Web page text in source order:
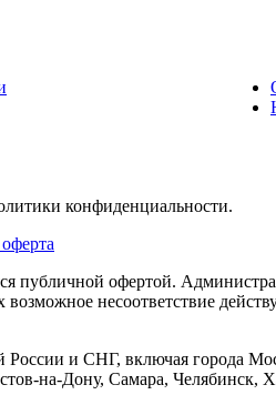
конфиденциальности.
публичной офертой.
несоответствие
и СНГ, включая города
на-Дону, Самара, Челябинск,